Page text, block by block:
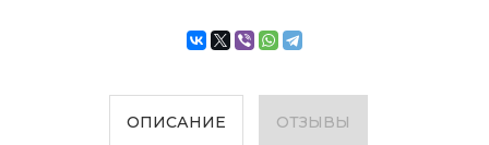
ОПИСАНИЕ ОТЗЫВЫ